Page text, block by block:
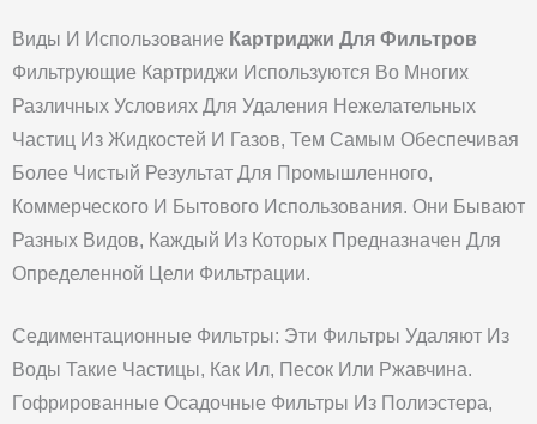
Виды И Использование Картриджи Для Фильтров
Фильтрующие Картриджи Используются Во Многих
Различных Условиях Для Удаления Нежелательных
Частиц Из Жидкостей И Газов, Тем Самым Обеспечивая
Более Чистый Результат Для Промышленного,
Коммерческого И Бытового Использования. Они Бывают
Разных Видов, Каждый Из Которых Предназначен Для
Определенной Цели Фильтрации.
Седиментационные Фильтры: Эти Фильтры Удаляют Из
Воды Такие Частицы, Как Ил, Песок Или Ржавчина.
Гофрированные Осадочные Фильтры Из Полиэстера,